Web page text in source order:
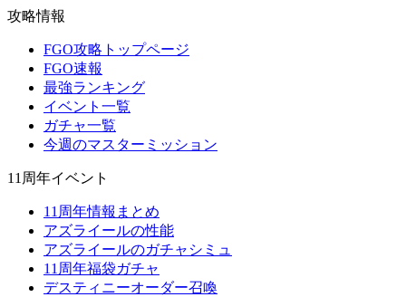
攻略情報
FGO攻略トップページ
FGO速報
最強ランキング
イベント一覧
ガチャ一覧
今週のマスターミッション
11周年イベント
11周年情報まとめ
アズライールの性能
アズライールのガチャシミュ
11周年福袋ガチャ
デスティニーオーダー召喚